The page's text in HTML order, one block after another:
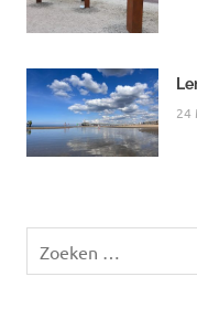
24
naar: